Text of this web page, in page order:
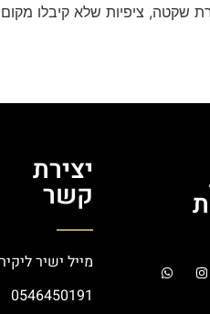
ציפיות שלא קיבלו מקום
יצירת
קשר
מייל ישיר ליקיר
0546450191